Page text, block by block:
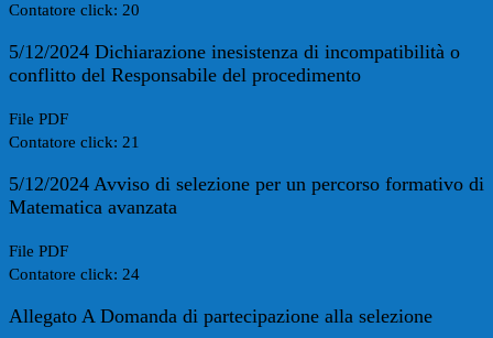
Contatore click: 20
5/12/2024 Dichiarazione inesistenza di incompatibilità o
conflitto del Responsabile del procedimento
File PDF
Contatore click: 21
5/12/2024 Avviso di selezione per un percorso formativo di
Matematica avanzata
File PDF
Contatore click: 24
Allegato A Domanda di partecipazione alla selezione